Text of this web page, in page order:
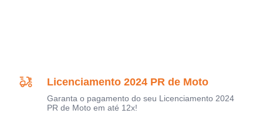
Licenciamento 2024 PR de Moto
Garanta o pagamento do seu Licenciamento 2024
PR de Moto em até 12x!